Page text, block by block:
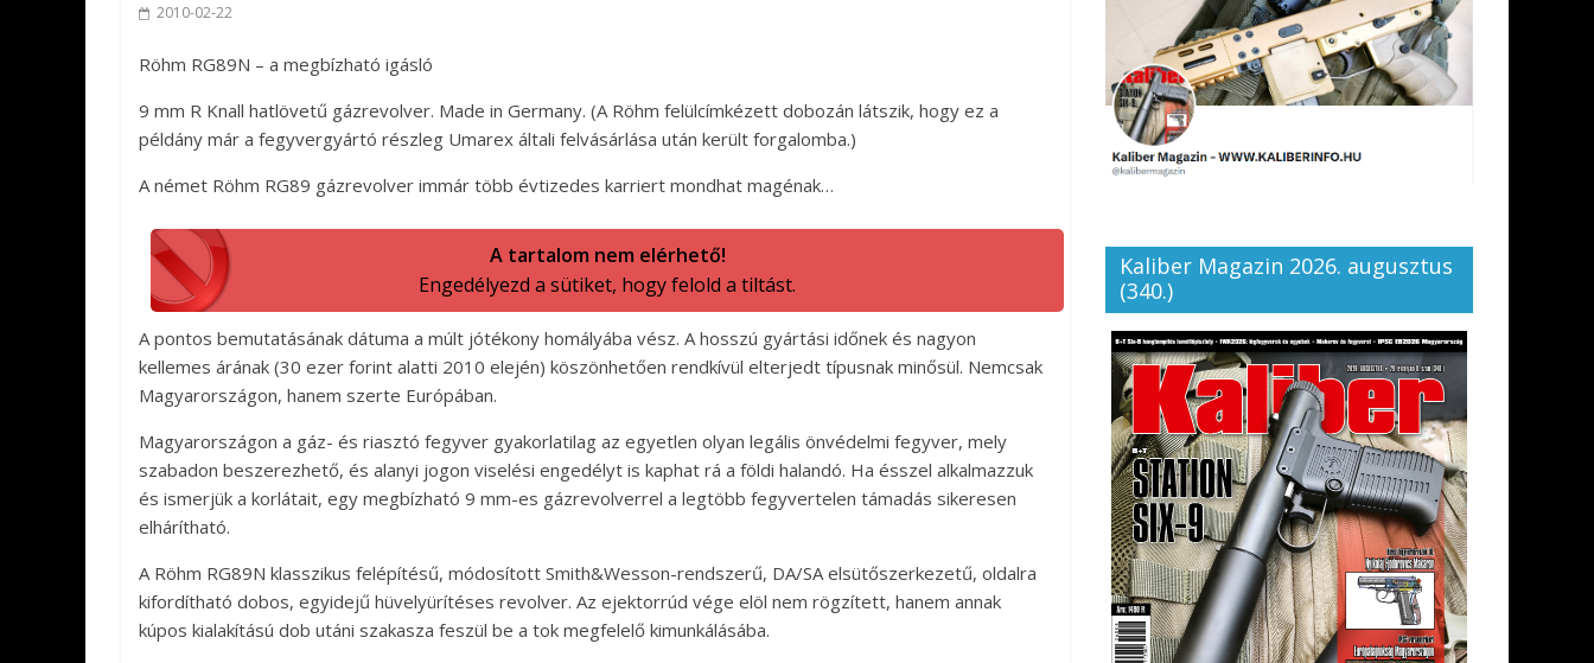
2010-02-22
Röhm RG89N – a megbízható igásló
9 mm R Knall hatlövetű gázrevolver. Made in Germany. (A Röhm felülcímkézett dobozán látszik, hogy ez a
példány már a fegyvergyártó részleg Umarex általi felvásárlása után került forgalomba.)
A német Röhm RG89 gázrevolver immár több évtizedes karriert mondhat magénak…
A tartalom nem elérhető!
Engedélyezd a sütiket, hogy felold a tiltást.
A pontos bemutatásának dátuma a múlt jótékony homályába vész. A hosszú gyártási időnek és nagyon
kellemes árának (30 ezer forint alatti 2010 elején) köszönhetően rendkívül elterjedt típusnak minősül. Nemcsak
Magyarországon, hanem szerte Európában.
Magyarországon a gáz- és riasztó fegyver gyakorlatilag az egyetlen olyan legális önvédelmi fegyver, mely
szabadon beszerezhető, és alanyi jogon viselési engedélyt is kaphat rá a földi halandó. Ha ésszel alkalmazzuk
és ismerjük a korlátait, egy megbízható 9 mm-es gázrevolverrel a legtöbb fegyvertelen támadás sikeresen
elhárítható.
A Röhm RG89N klasszikus felépítésű, módosított Smith&Wesson-rendszerű, DA/SA elsütőszerkezetű, oldalra
kifordítható dobos, egyidejű hüvelyürítéses revolver. Az ejektorrúd vége elöl nem rögzített, hanem annak
kúpos kialakítású dob utáni szakasza feszül be a tok megfelelő kimunkálásába.
Kaliber Magazin 2026. augusztus
(340.)